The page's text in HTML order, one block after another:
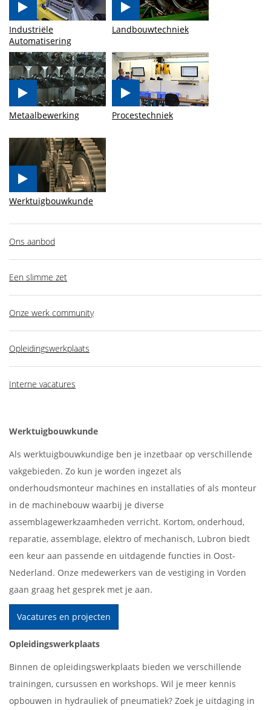
Industriële
Automatisering
Landbouwtechniek
Metaalbewerking Procestechniek
Werktuigbouwkunde
Ons aanbod
Een slimme zet
Onze werk community
Opleidingswerkplaats
Interne vacatures
Werktuigbouwkunde
Als werktuigbouwkundige ben je inzetbaar op verschillende
vakgebieden. Zo kun je worden ingezet als
onderhoudsmonteur machines en installaties of als monteur
in de machinebouw waarbij je diverse
assemblagewerkzaamheden verricht. Kortom, onderhoud,
reparatie, assemblage, elektro of mechanisch, Lubron biedt
een keur aan passende en uitdagende functies in Oost-
Nederland. Onze medewerkers van de vestiging in Vorden
gaan graag het gesprek met je aan.
Vacatures en projecten
Opleidingswerkplaats
Binnen de opleidingswerkplaats bieden we verschillende
trainingen, cursussen en workshops. Wil je meer kennis
opbouwen in hydrauliek of pneumatiek? Zoek je uitdaging in